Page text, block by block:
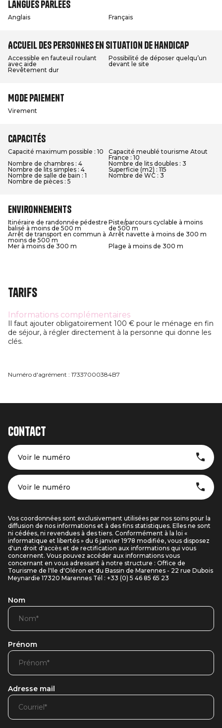
Langues parlées
Anglais Français
Accueil des personnes en situation de handicap
Accessible en fauteuil roulant
avec aide
Possibilité de déposer quelqu’un
devant le site
Revêtement dur
Mode paiement
Virement
Capacités
Capacité maximum possible : 10
Capacité meublé tourisme Atout
France : 10
Nombre de chambres : 4
Nombre de lits doubles : 3
Nombre de lits simples : 4
Superficie (m2) : 115
Nombre de salle de bain : 1
Nombre de WC : 3
Nombre de pièces : 5
Environnements
Itinéraire de randonnée pédestre
balisé à moins de 500 m
Piste/parcours cyclable à moins
de 500 m
Arrêt de transport en commun à
moins de 500 m
Arrêt navette à moins de 300 m
Mer à moins de 300 m
Plage à moins de 300 m
Tarifs
Informations complémentaires
Il faut ajouter obligatoirement 100 € pour le ménage en fin
de séjour, à régler directement à la personne qui donne les
clés.
Numéro d'agrément : 17337000384B7
Contact
Voir le numéro
Voir le numéro
Vos coordonnées sont exclusivement utilisées par nos soins pour la
diffusion de nos informations et à des fins statistiques. Elles ne sont
ni cédées, ni revendues à des tiers. Conformément à la loi «
informatique et libertés » du 6 janvier 1978 modifiée, vous disposez
d'un droit d'accès et de rectification aux informations qui vous
concernent. Vous pouvez accéder aux informations vous
concernant en vous adressant à notre structure : Office de
Tourisme de l'Ile d'Oléron et du Bassin de Marennes - 22 rue Dubois
Meynardie 17320 Marennes Tél : +33 (0) 5 46 85 65 23
Nom
Prénom
Adresse mail